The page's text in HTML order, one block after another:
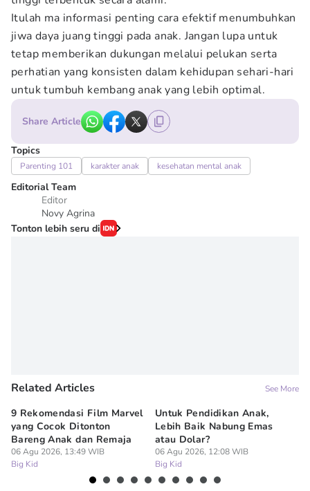
Itulah ma informasi penting cara efektif menumbuhkan
jiwa daya juang tinggi pada anak. Jangan lupa untuk
tetap memberikan dukungan melalui pelukan serta
perhatian yang konsisten dalam kehidupan sehari-hari
untuk tumbuh kembang anak yang lebih optimal.
Share Article
Topics
Parenting 101 karakter anak kesehatan mental anak
Editorial Team
Editor
Novy Agrina
Tonton lebih seru di
Related Articles See More
9 Rekomendasi Film Marvel
yang Cocok Ditonton
Bareng Anak dan Remaja
06 Agu 2026, 13:49 WIB
Big Kid
Untuk Pendidikan Anak,
Lebih Baik Nabung Emas
atau Dolar?
06 Agu 2026, 12:08 WIB
Big Kid